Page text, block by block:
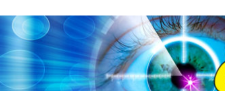
to
contentvinivida.lk